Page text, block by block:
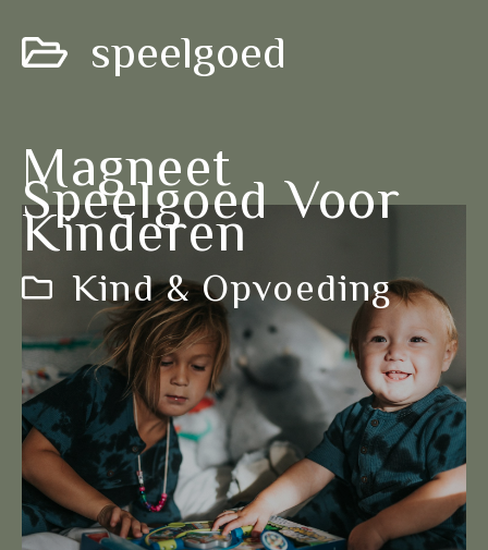
speelgoed
Magneet
Speelgoed Voor
Kinderen
Kind & Opvoeding